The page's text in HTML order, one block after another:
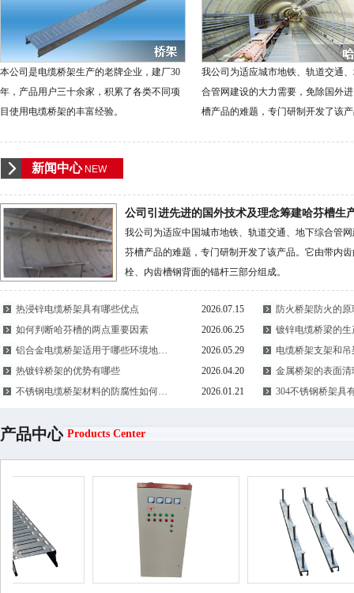
本公司是电缆桥架生产的老牌企业，建厂30
年，产品用户三十余家，积累了各类不同项
目使用电缆桥架的丰富经验。
我公司为适应城市地铁、轨道交通
合管网建设的大力需要，免除国外
槽产品的难题，专门研制开发了该
新闻中心NEW
公司引进先进的国外技术及理念筹建哈芬槽生
我公司为适应中国城市地铁、轨道交通、地下综合管
芬槽产品的难题，专门研制开发了该产品。它由带内
栓、内齿槽钢背面的锚杆三部分组成。
热浸锌电缆桥架具有哪些优点 2026.07.15
防火桥架防火的
如何判断哈芬槽的两点重要因素
2026.06.25
镀锌电缆桥梁的生
铝合金电缆桥架适用于哪些环境地…
2026.05.29
电缆桥架支架和
热镀锌桥架的优势有哪些
2026.04.20
金属桥架的表面清
不锈钢电缆桥架材料的防腐性如何…
2026.01.21 304不锈钢桥架具
产品中心 Products Center